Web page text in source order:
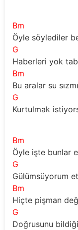
Bm
Öyle söylediler
G
Haberleri yok
Bm
Bu aralar su
G
Kurtulmak
Bm
Öyle işte bunlar
G
Gülümsüyorum
Bm
Hiçte pişman
G
Doğrusunu